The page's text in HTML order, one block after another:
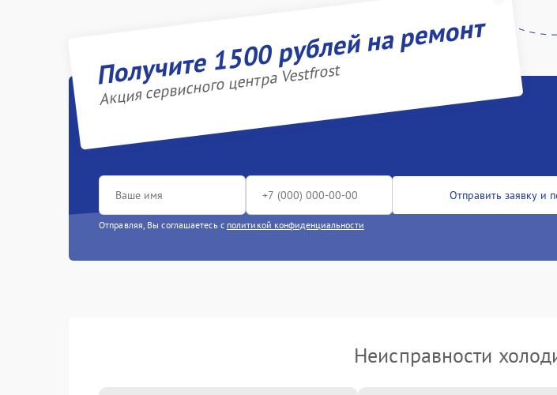
Получите 1500 рублей на ремонт
Акция сервисного центра Vestfrost
Отправить заявку и
Отправляя, Вы соглашаетесь с политикой конфиденциальности
Неисправности